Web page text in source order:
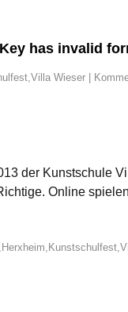
has invalid
Villa Wieser |
der Kunstschule
Online
Herxheim, Kunstschulfest,